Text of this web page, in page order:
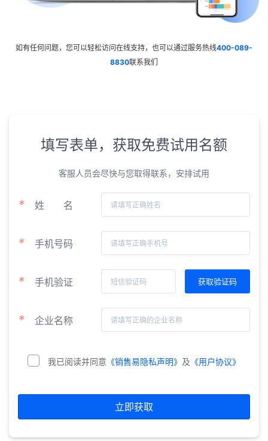
如有任何问题，您可以轻松访问在线支持，也可以通过服务热线400-089-
8830联系我们
填写表单，获取免费试用名额
客服人员会尽快与您取得联系，安排试用
* 姓 名
* 手机号码
* 手机验证
* 企业名称
我已阅读并同意 《销售易隐私声明》 及 《用户协议》
立即获取